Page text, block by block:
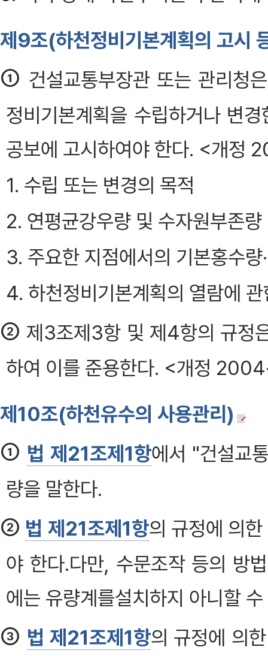
제9조(하천정비기본계획의 고시
① 건설교통부장관 또는 관리청
정비기본계획을 수립하거나 변
공보에 고시하여야 한다. <개정
1. 수립 또는 변경의 목적
2. 연평균강우량 및 수자원부존량
3. 주요한 지점에서의 기본홍수량
4. 하천정비기본계획의 열람에
② 제3조제3항 및 제4항의 규정
하여 이를 준용한다. <개정
제10조(하천유수의 사용관리)
① 법 제21조제1항에서 "건설교
량을 말한다.
② 법 제21조제1항의 규정에 의
야 한다.다만, 수문조작 등의 방
에는 유량계를설치하지 아니할
③ 법 제21조제1항의 규정에 의